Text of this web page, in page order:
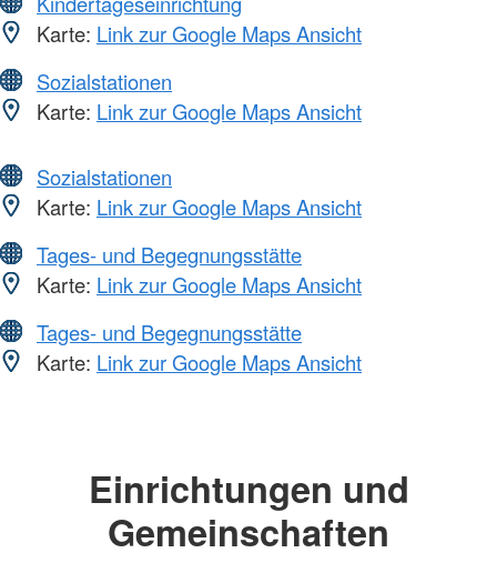
Karte: Link zur Google Maps Ansicht
Sozialstationen
Karte: Link zur Google Maps Ansicht
Sozialstationen
Karte: Link zur Google Maps Ansicht
Tages- und Begegnungsstätte
Karte: Link zur Google Maps Ansicht
Tages- und Begegnungsstätte
Karte: Link zur Google Maps Ansicht
Einrichtungen und
Gemeinschaften